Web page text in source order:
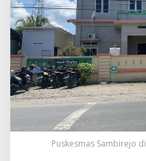
Puskesmas Sambirejo